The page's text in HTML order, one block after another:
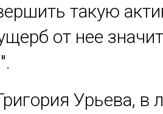
такую
от нее
Урьева, в